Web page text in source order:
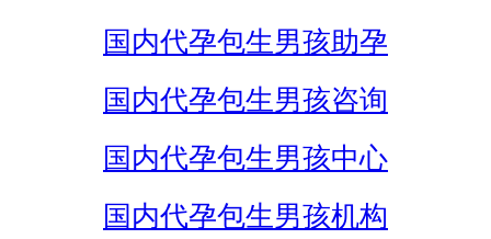
国内代孕包生男孩助孕
国内代孕包生男孩咨询
国内代孕包生男孩中心
国内代孕包生男孩机构